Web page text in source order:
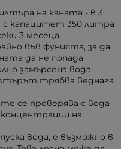
на каната - в 3
капацитет 350 литра
3 месеца.
във фунията, за да
да не попада
замърсена вода
трябва веднага
се проверява с вода
на
вода, е възможно в